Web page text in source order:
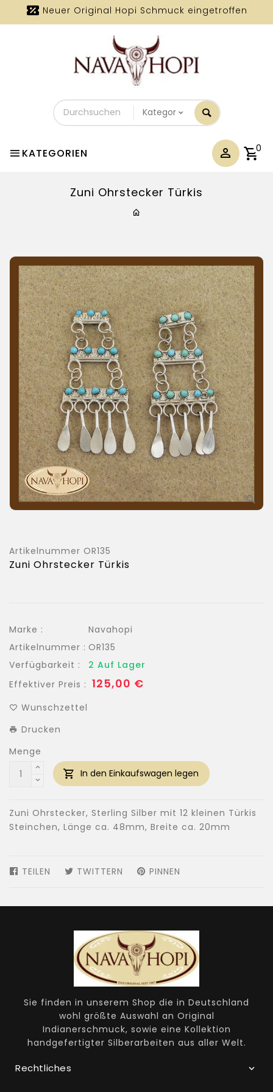
Neuer Original Hopi Schmuck eingetroffen
Durchsuchen
Sie
unseren
KATEGORIEN 0
Zuni Ohrstecker Türkis
Artikelnummer OR135
Zuni Ohrstecker Türkis
Marke :
Navahopi
Artikelnummer : OR135
Verfügbarkeit :
2 Auf Lager
Effektiver Preis : Normaler
125,00 €
Wunschzettel
Drucken
Menge
In den Einkaufswagen legen
Zuni Ohrstecker, Sterling Silber mit 12 kleinen Türkis
Steinchen, Länge ca. 48mm, Breite ca. 20mm
TEILEN AUF
TWITTERN AUF
PINNEN
Sie finden in unserem Shop die in Deutschland
wohl größte Auswahl an Original
Indianerschmuck, sowie eine Kollektion
handgefertigter Silberarbeiten aus aller Welt.
Rechtliches